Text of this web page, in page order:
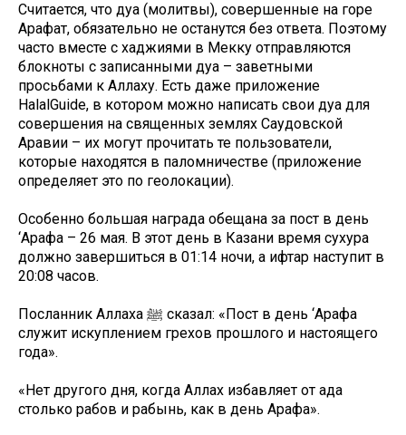
Считается, что дуа (молитвы), совершенные на горе
Арафат, обязательно не останутся без ответа. Поэтому
часто вместе с хаджиями в Мекку отправляются
блокноты с записанными дуа – заветными
просьбами к Аллаху. Есть даже приложение
HalalGuide, в котором можно написать свои дуа для
cовершения на священных землях Саудовской
Аравии – их могут прочитать те пользователи,
которые находятся в паломничестве (приложение
определяет это по геолокации).
Особенно большая награда обещана за пост в день
‘Арафа – 26 мая. В этот день в Казани время сухура
должно завершиться в 01:14 ночи, а ифтар наступит в
20:08 часов.
Посланник Аллаха ﷺ сказал: «Пост в день ‘Арафа
служит искуплением грехов прошлого и настоящего
года».
«Нет другого дня, когда Аллах избавляет от ада
столько рабов и рабынь, как в день Арафа».